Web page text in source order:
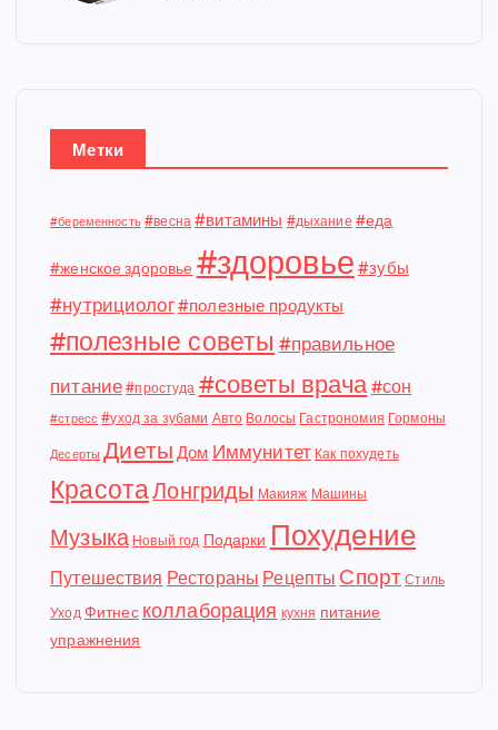
Метки
#беременность #весна #витамины #дыхание #еда
#женское здоровье #здоровье #зубы
#нутрициолог#полезные продукты
#полезные советы #правильное
питание #простуда #советы врача#сон
#стресс #уход за зубами Авто Волосы Гастрономия Гормоны
Десерты Диеты Дом Иммунитет Как похудеть
КрасотаЛонгриды Макияж Машины
Музыка Новый год Подарки Похудение
Путешествия Рестораны Рецепты Спорт Стиль
Уход Фитнес коллаборация кухня питание
упражнения